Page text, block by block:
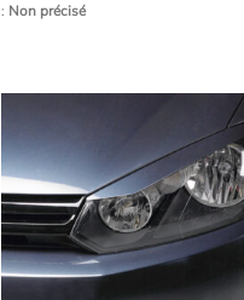
: Non précisé